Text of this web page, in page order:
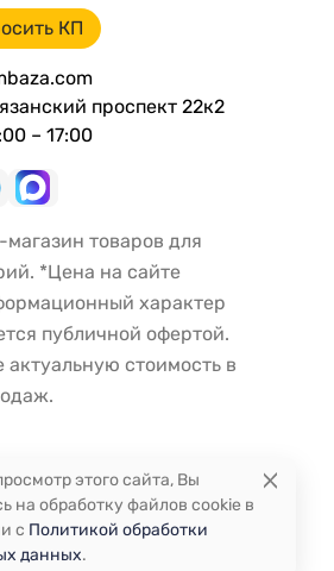
КП
проспект 22к2
– 17:00
товаров для
*Цена на сайте
характер
публичной офертой.
актуальную стоимость в
этого сайта, Вы
на обработку файлов cookie в
с Политикой обработки
данных.